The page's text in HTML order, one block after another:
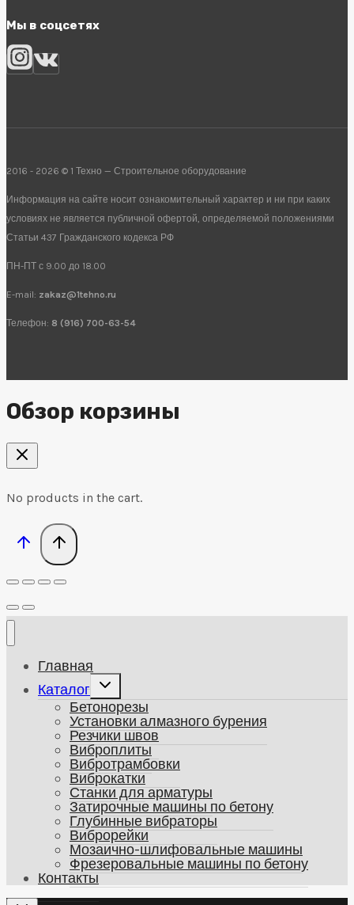
Мы в соцсетях
2016 - 2026 © 1 Техно — Строительное оборудование
Информация на сайте носит ознакомительный характер и ни при каких
условиях не является публичной офертой, определяемой положениями
Статьи 437 Гражданского кодекса РФ
ПН-ПТ с 9.00 до 18.00
E-mail: zakaz@1tehno.ru
Телефон: 8 (916) 700-63-54
Обзор корзины
No products in the cart.
Главная
Каталог
Развернуть
дочернее
меню
Бетонорезы
Установки алмазного бурения
Резчики швов
Виброплиты
Вибротрамбовки
Виброкатки
Станки для арматуры
Затирочные машины по бетону
Глубинные вибраторы
Виброрейки
Мозаично-шлифовальные машины
Фрезеровальные машины по бетону
Контакты